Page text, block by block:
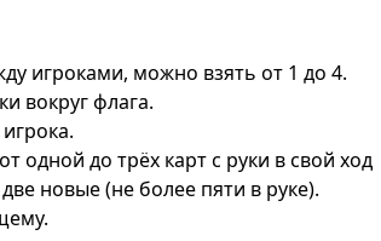
игроками, можно взять от 1 до 4.
вокруг флага.
одной до трёх карт с руки в свой ход
новые (не более пяти в руке).